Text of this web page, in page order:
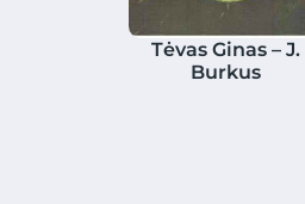
Tėvas Ginas – J.
Burkus